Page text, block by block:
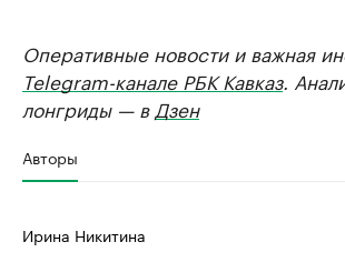
Оперативные новости и важная
Telegram-канале РБК Кавказ.
лонгриды — в Дзен
Авторы
Ирина Никитина